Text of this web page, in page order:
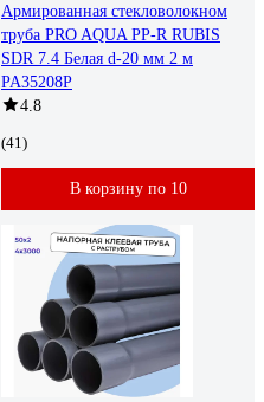
Армированная стекловолокном
труба PRO AQUA PP-R RUBIS
SDR 7.4 Белая d-20 мм 2 м
PA35208P
4.8
(41)
В корзину по 10